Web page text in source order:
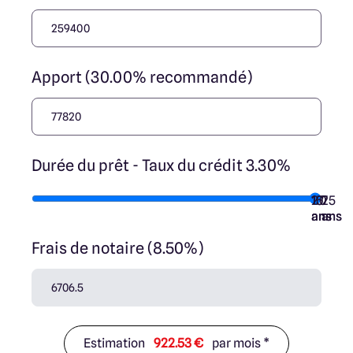
Apport (30.00% recommandé)
Durée du prêt - Taux du crédit 3.30%
7
ans
10
ans
15
ans
20
ans
25
ans
Frais de notaire (8.50%)
Estimation 922.53 € par mois *